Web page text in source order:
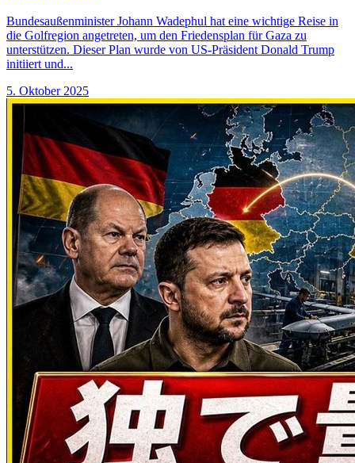
Bundesaußenminister Johann Wadephul hat eine wichtige Reise in
die Golfregion angetreten, um den Friedensplan für Gaza zu
unterstützen. Dieser Plan wurde von US-Präsident Donald Trump
initiiert und...
5. Oktober 2025